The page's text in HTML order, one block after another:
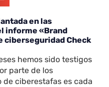
en las
informe «Brand
ciberseguridad Check
hemos sido testigos
parte de los
ciberestafas es cada